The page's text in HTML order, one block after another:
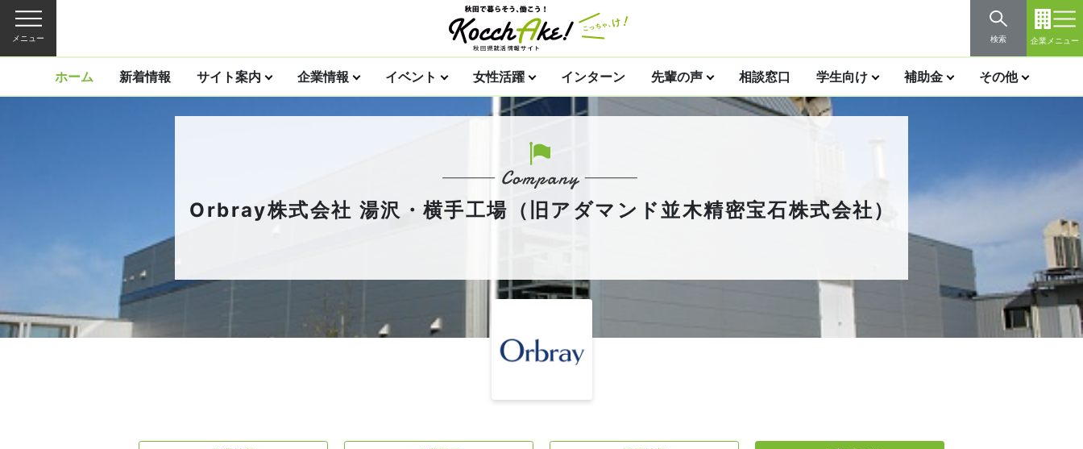
メニュー 検索 企業メニュー
ホーム 新着情報 サイト案内 企業情報 イベント 女性活躍 インターン 先輩の声 相談窓口 学生向け 補助金 その他
Orbray株式会社 湯沢・横手工場（旧アダマンド並木精密宝石株式会社）